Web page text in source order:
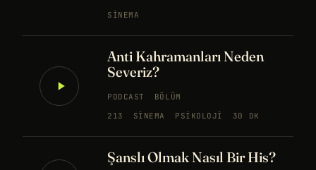
SINEMA
Anti Kahramanları Neden
Severiz?
PODCAST
BÖLÜM
213
SINEMA PSIKOLOJI 30 DK
Şanslı Olmak Nasıl Bir His?